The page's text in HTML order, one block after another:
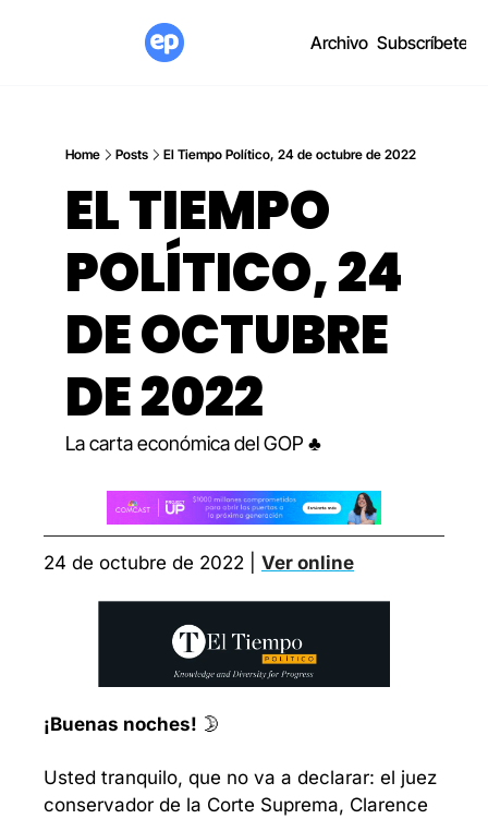
Archivo Subscríbete
Home Posts El Tiempo Político, 24 de octubre de 2022
EL TIEMPO
POLÍTICO, 24
DE OCTUBRE
DE 2022
La carta económica del GOP ♣️
24 de octubre de 2022 | Ver online
¡Buenas noches! 🌛
Usted tranquilo, que no va a declarar: el juez
conservador de la Corte Suprema, Clarence